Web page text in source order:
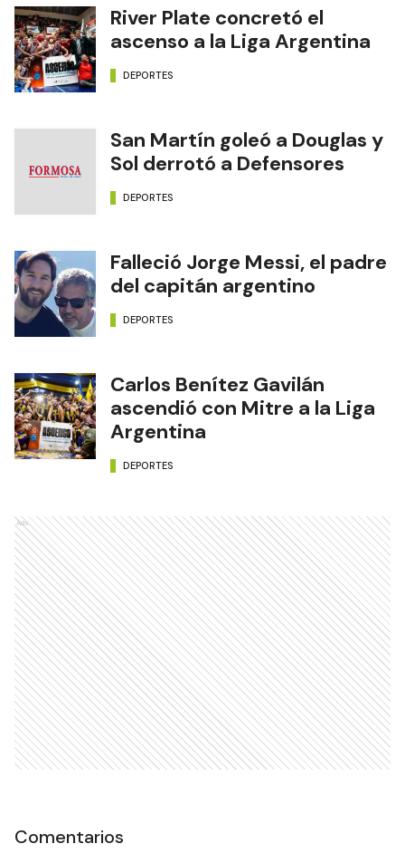
River Plate concretó el
ascenso a la Liga Argentina
DEPORTES
San Martín goleó a Douglas y
Sol derrotó a Defensores
DEPORTES
Falleció Jorge Messi, el padre
del capitán argentino
DEPORTES
Carlos Benítez Gavilán
ascendió con Mitre a la Liga
Argentina
DEPORTES
Ads
Comentarios